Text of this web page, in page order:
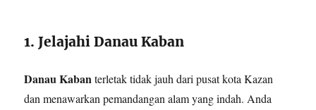
1. Jelajahi Danau Kaban
Danau Kabanterletak tidak jauh dari pusat kota Kazan
dan menawarkan pemandangan alam yang indah. Anda